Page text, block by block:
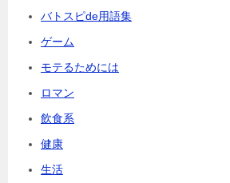
バトスピde用語集
ゲーム
モテるためには
ロマン
飲食系
健康
生活